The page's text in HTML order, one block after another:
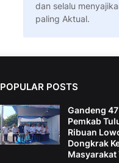
dan selalu
paling Aktual.
POPULAR POSTS
Gandeng
Pemkab
Ribuan
Dongkrak